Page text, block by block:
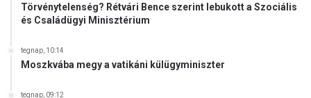
Törvénytelenség? Rétvári Bence szerint lebukott a Szociális
és Családügyi Minisztérium
tegnap, 10:14
Moszkvába megy a vatikáni külügyminiszter
tegnap, 09:12